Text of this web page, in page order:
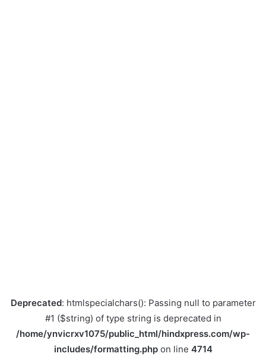
Deprecated: htmlspecialchars(): Passing null to parameter
#1 ($string) of type string is deprecated in
/home/ynvicrxv1075/public_html/hindxpress.com/wp-
includes/formatting.phpon line 4714